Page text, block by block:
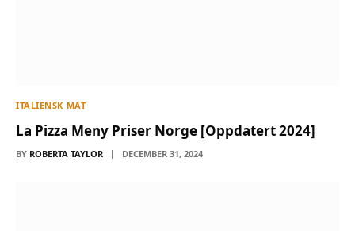
ITALIENSK MAT
La Pizza Meny Priser Norge [Oppdatert 2024]
BY ROBERTA TAYLOR DECEMBER 31, 2024